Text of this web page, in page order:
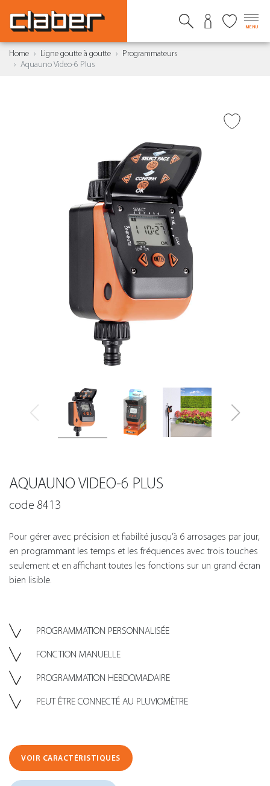
MENU
Home Ligne goutte à goutte
Programmateurs
Aquauno Video-6 Plus
AQUAUNO VIDEO-6 PLUS
code 8413
Pour gérer avec précision et fiabilité jusqu’à 6 arrosages par jour,
en programmant les temps et les fréquences avec trois touches
seulement et en affichant toutes les fonctions sur un grand écran
bien lisible.
PROGRAMMATION PERSONNALISÉE
FONCTION MANUELLE
PROGRAMMATION HEBDOMADAIRE
PEUT ÊTRE CONNECTÉ AU PLUVIOMÈTRE
VOIR CARACTÉRISTIQUES